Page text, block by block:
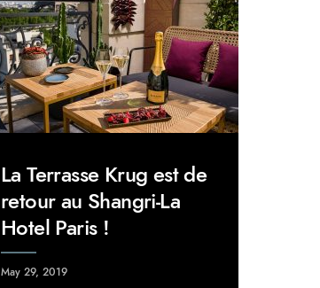
La Terrasse Krug est de
retour au Shangri-La
Hotel Paris !
May 29, 2019